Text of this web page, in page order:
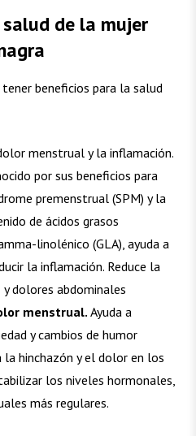
de la mujer
tener beneficios para la salud
menstrual y la inflamación.
por sus beneficios para
premenstrual (SPM) y la
de ácidos grasos
linolénico (GLA), ayuda a
la inflamación. Reduce la
dolores abdominales
menstrual.Ayuda a
y cambios de humor
la hinchazón y el dolor en los
los niveles hormonales,
más regulares.